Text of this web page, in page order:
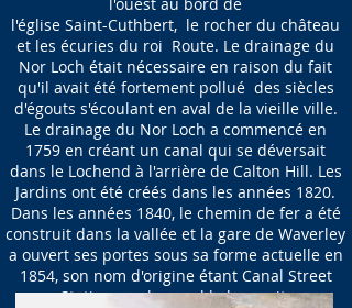
l'église Saint-Cuthbert, le rocher du château
et les écuries du roi Route. Le drainage du
Nor Loch était nécessaire en raison du fait
qu'il avait été fortement pollué des siècles
d'égouts s'écoulant en aval de la vieille ville.
Le drainage du Nor Loch a commencé en
1759 en créant un canal qui se déversait
dans le Lochend à l'arrière de Calton Hill. Les
Jardins ont été créés dans les années 1820.
Dans les années 1840, le chemin de fer a été
construit dans la vallée et la gare de Waverley
a ouvert ses portes sous sa forme actuelle en
1854, son nom d'origine étant Canal Street
Station, car le canal la longeait.